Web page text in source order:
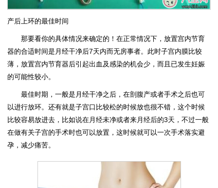
产后上环的最佳时间
那要看你的具体情况来确定的！在正常情况下，放置宫内节育
器的合适时间是月经干净后7天内而无房事者。此时子宫内膜比较
薄，放置宫内节育器后引起出血及感染的机会少，而且已发生妊娠
的可能性较小。
最佳时期，一般是月经干净之后，在剖腹产或者手术之后也可
以进行放环。还有就是子宫口比较松的时候放也很不错，这个时候
比较容易放进去，比如说在月经未净或者来月经后的3天，不过一般
在做有关子宫的手术时也可以放置，这时候就可以一次手术落实避
孕，减少痛苦。